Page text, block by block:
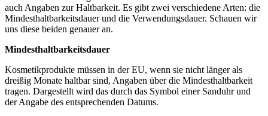
auch Angaben zur Haltbarkeit. Es gibt zwei verschiedene Arten: die
Mindesthaltbarkeitsdauer und die Verwendungsdauer. Schauen wir
uns diese beiden genauer an.
Mindesthaltbarkeitsdauer
Kosmetikprodukte müssen in der EU, wenn sie nicht länger als
dreißig Monate haltbar sind, Angaben über die Mindesthaltbarkeit
tragen. Dargestellt wird das durch das Symbol einer Sanduhr und
der Angabe des entsprechenden Datums.